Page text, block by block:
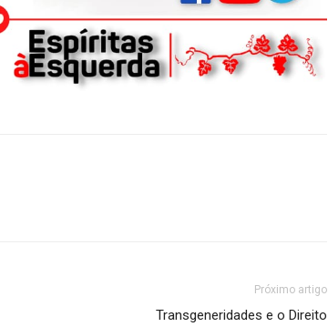
Próximo artigo
Transgeneridades e o Direito